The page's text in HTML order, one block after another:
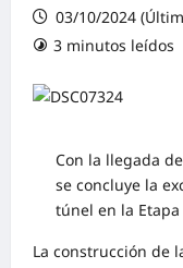
03/10/2024
3 minutos leídos
Con la llegada de
se concluye la
túnel en la Etapa
La construcción de